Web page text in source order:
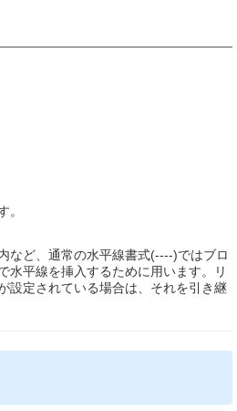
。
など、通常の水平線書式(----)ではブロ
水平線を挿入するために用います。リ
設定されている場合は、それを引き継